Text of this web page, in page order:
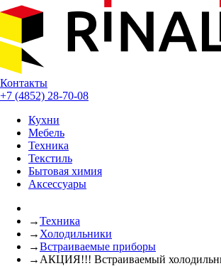
Контакты
+7 (4852) 28-70-08
Кухни
Мебель
Техника
Текстиль
Бытовая химия
Аксессуары
→Техника
→ Холодильники
→Встраиваемые приборы
→ АКЦИЯ!!! Встраиваемый